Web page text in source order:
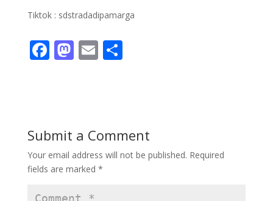
Tiktok : sdstradadipamarga
F
ac
o
o
k
M
as
o
n
E
m
S
Submit a Comment
Your email address will not be published. Required
fields are marked *